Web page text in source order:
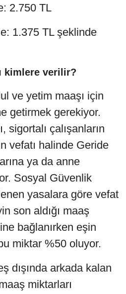
2.750 TL
1.375 TL şeklinde
kimlere verilir?
ve yetim maaşı için
getirmek gerekiyor.
sigortalı çalışanların
vefatı halinde Geride
ya da anne
Sosyal Güvenlik
yasalara göre vefat
son aldığı maaş
bağlanırken eşin
miktar %50 oluyor.
dışında arkada kalan
miktarları